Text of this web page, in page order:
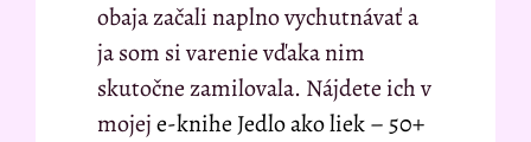
obaja začali naplno vychutnávať a
ja som si varenie vďaka nim
skutočne zamilovala. Nájdete ich v
mojeje-knihe Jedlo ako liek – 50+